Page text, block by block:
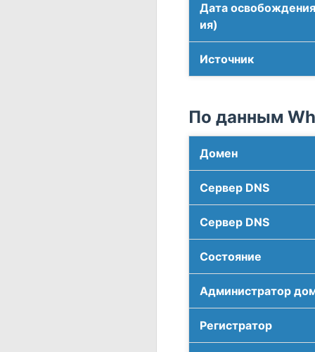
Дата
ия)
Источник
По данным
Домен
Сервер DNS
Сервер DNS
Соcтояние
Администратор
Регистратор